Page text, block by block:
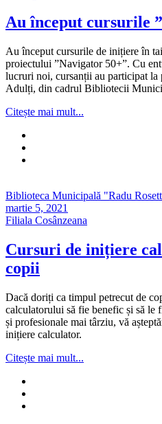
Au început cursurile
Au început cursurile de inițiere în
proiectului ”Navigator 50+”. Cu
lucruri noi, cursanții au participat la
Adulți, din cadrul Bibliotecii
Citește mai mult...
Biblioteca Municipală "Radu
martie 5, 2021
Filiala Cosânzeana
Cursuri de inițiere
copii
Dacă doriți ca timpul petrecut de
calculatorului să fie benefic și să
și profesionale mai târziu, vă
inițiere calculator.
Citește mai mult...